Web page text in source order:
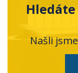
Našli